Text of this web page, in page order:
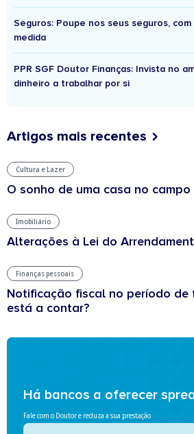
Seguros: Poupe nos seus seguros,
medida
PPR SGF Doutor Finanças: Invista no
dinheiro a trabalhar por si
Artigos mais recentes
Cultura e Lazer
O sonho de uma casa no campo
Imobiliário
Alterações à Lei do
Finanças pessoais
Notificação fiscal no período de
está a contar?
Há bancos a oferecer
Fale com o Doutor e reduza a sua prestação